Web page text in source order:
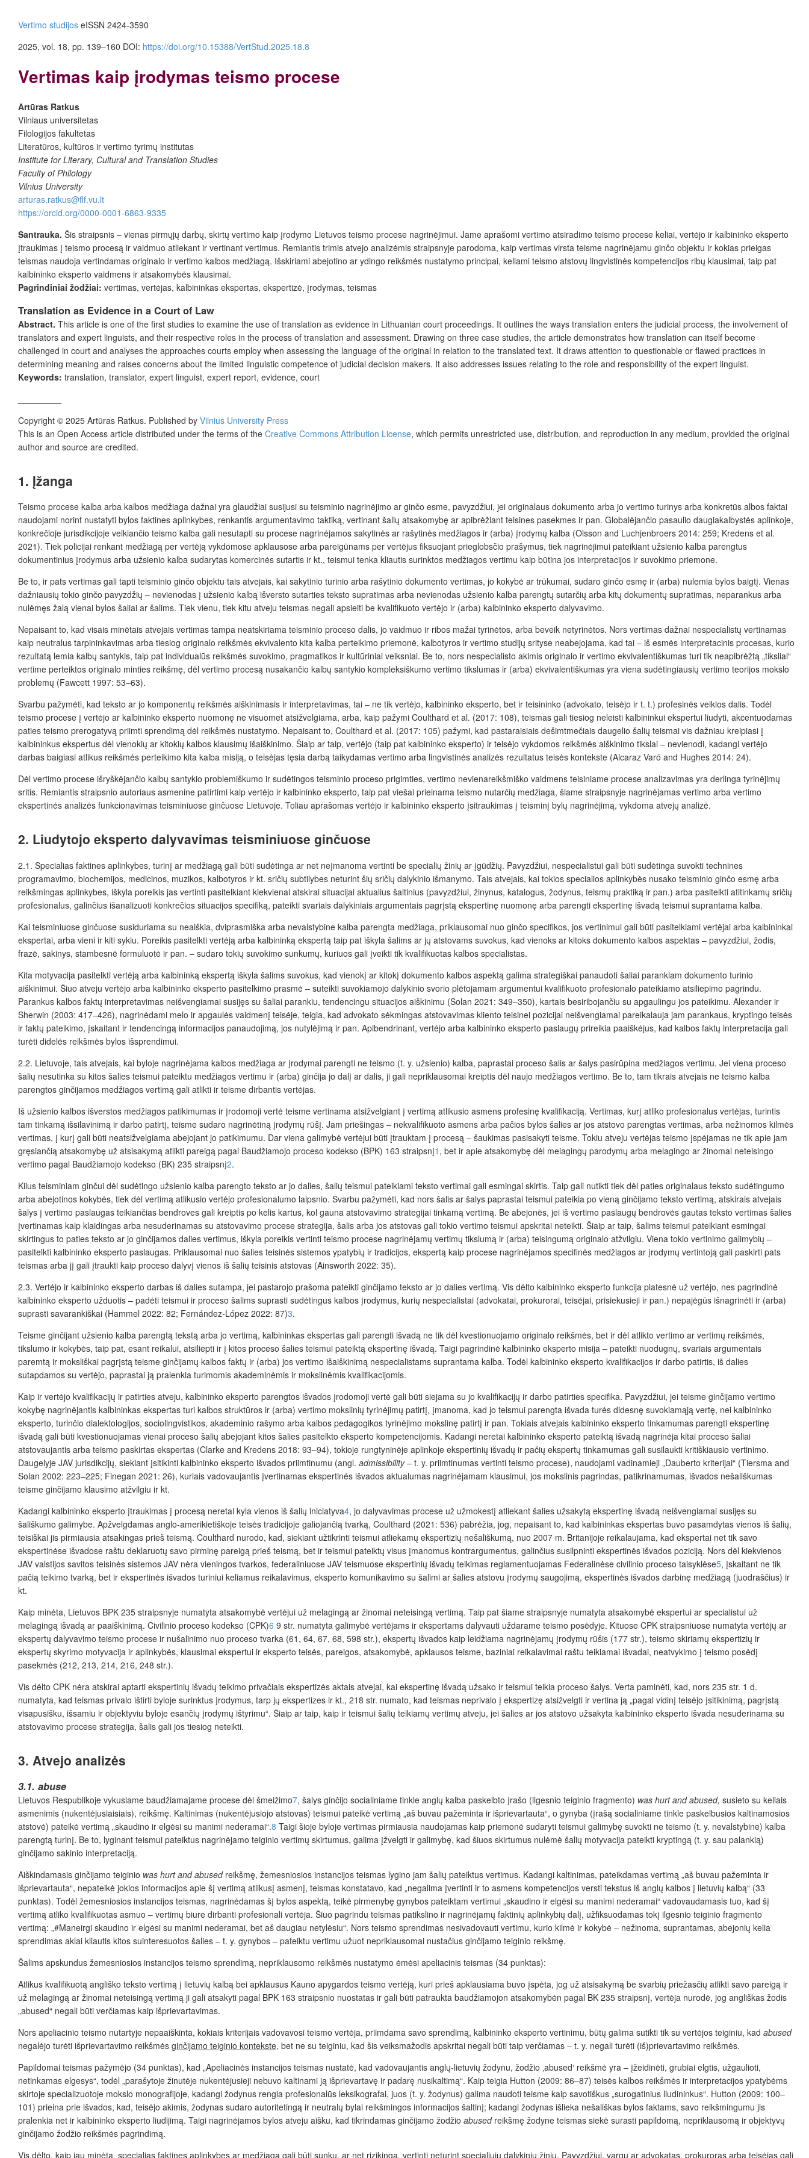
Vertimo studijos eISSN 2424-3590
2025, vol. 18, pp. 139–160 DOI: https://doi.org/10.15388/VertStud.2025.18.8
Vertimas kaip įrodymas teismo procese
Artūras Ratkus
Vilniaus universitetas
Filologijos fakultetas
Literatūros, kultūros ir vertimo tyrimų institutas
Institute for Literary, Cultural and Translation Studies
Faculty of Philology
Vilnius University
arturas.ratkus@flf.vu.lt
https://orcid.org/0000-0001-6863-9335
Santrauka. Šis straipsnis – vienas pirmųjų darbų, skirtų vertimo kaip įrodymo Lietuvos teismo procese nagrinėjimui. Jame aprašomi vertimo atsiradimo teismo procese keliai, vertėjo ir kalbininko eksperto
įtraukimas į teismo procesą ir vaidmuo atliekant ir vertinant vertimus. Remiantis trimis atvejo analizėmis straipsnyje parodoma, kaip vertimas virsta teisme nagrinėjamu ginčo objektu ir kokias prieigas
teismas naudoja vertindamas originalo ir vertimo kalbos medžiagą. Išskiriami abejotino ar ydingo reikšmės nustatymo principai, keliami teismo atstovų lingvistinės kompetencijos ribų klausimai, taip pat
kalbininko eksperto vaidmens ir atsakomybės klausimai.
Pagrindiniai žodžiai: vertimas, vertėjas, kalbininkas ekspertas, ekspertizė, įrodymas, teismas
Translation as Evidence in a Court of Law
Abstract. This article is one of the first studies to examine the use of translation as evidence in Lithuanian court proceedings. It outlines the ways translation enters the judicial process, the involvement of
translators and expert linguists, and their respective roles in the process of translation and assessment. Drawing on three case studies, the article demonstrates how translation can itself become
challenged in court and analyses the approaches courts employ when assessing the language of the original in relation to the translated text. It draws attention to questionable or flawed practices in
determining meaning and raises concerns about the limited linguistic competence of judicial decision makers. It also addresses issues relating to the role and responsibility of the expert linguist.
Keywords: translation, translator, expert linguist, expert report, evidence, court
Copyright © 2025 Artūras Ratkus. Published by Vilnius University Press
This is an Open Access article distributed under the terms of the Creative Commons Attribution License, which permits unrestricted use, distribution, and reproduction in any medium, provided the original
author and source are credited.
1. Įžanga
Teismo procese kalba arba kalbos medžiaga dažnai yra glaudžiai susijusi su teisminio nagrinėjimo ar ginčo esme, pavyzdžiui, jei originalaus dokumento arba jo vertimo turinys arba konkretūs albos faktai
naudojami norint nustatyti bylos faktines aplinkybes, renkantis argumentavimo taktiką, vertinant šalių atsakomybę ar apibrėžiant teisines pasekmes ir pan. Globalėjančio pasaulio daugiakalbystės aplinkoje,
konkrečioje jurisdikcijoje veikiančio teismo kalba gali nesutapti su procese nagrinėjamos sakytinės ar rašytinės medžiagos ir (arba) įrodymų kalba (Olsson and Luchjenbroers 2014: 259; Kredens et al.
2021). Tiek policijai renkant medžiagą per vertėją vykdomose apklausose arba pareigūnams per vertėjus fiksuojant prieglobsčio prašymus, tiek nagrinėjimui pateikiant užsienio kalba parengtus
dokumentinius įrodymus arba užsienio kalba sudarytas komercinės sutartis ir kt., teismui tenka kliautis surinktos medžiagos vertimu kaip būtina jos interpretacijos ir suvokimo priemone.
Be to, ir pats vertimas gali tapti teisminio ginčo objektu tais atvejais, kai sakytinio turinio arba rašytinio dokumento vertimas, jo kokybė ar trūkumai, sudaro ginčo esmę ir (arba) nulemia bylos baigtį. Vienas
dažniausių tokio ginčo pavyzdžių – nevienodas į užsienio kalbą išversto sutarties teksto supratimas arba nevienodas užsienio kalba parengtų sutarčių arba kitų dokumentų supratimas, neparankus arba
nulėmęs žalą vienai bylos šaliai ar šalims. Tiek vienu, tiek kitu atveju teismas negali apsieiti be kvalifikuoto vertėjo ir (arba) kalbininko eksperto dalyvavimo.
Nepaisant to, kad visais minėtais atvejais vertimas tampa neatskiriama teisminio proceso dalis, jo vaidmuo ir ribos mažai tyrinėtos, arba beveik netyrinėtos. Nors vertimas dažnai nespecialistų vertinamas
kaip neutralus tarpininkavimas arba tiesiog originalo reikšmės ekvivalento kita kalba perteikimo priemonė, kalbotyros ir vertimo studijų srityse neabejojama, kad tai – iš esmės interpretacinis procesas, kurio
rezultatą lemia kalbų santykis, taip pat individualūs reikšmės suvokimo, pragmatikos ir kultūriniai veiksniai. Be to, nors nespecialisto akimis originalo ir vertimo ekvivalentiškumas turi tik neapibrėžtą „tiksliai“
vertime perteiktos originalo minties reikšmę, dėl vertimo procesą nusakančio kalbų santykio kompleksiškumo vertimo tikslumas ir (arba) ekvivalentiškumas yra viena sudėtingiausių vertimo teorijos mokslo
problemų (Fawcett 1997: 53–63).
Svarbu pažymėti, kad teksto ar jo komponentų reikšmės aiškinimasis ir interpretavimas, tai – ne tik vertėjo, kalbininko eksperto, bet ir teisininko (advokato, teisėjo ir t. t.) profesinės veiklos dalis. Todėl
teismo procese į vertėjo ar kalbininko eksperto nuomonę ne visuomet atsižvelgiama, arba, kaip pažymi Coulthard et al. (2017: 108), teismas gali tiesiog neleisti kalbininkui ekspertui liudyti, akcentuodamas
paties teismo prerogatyvą priimti sprendimą dėl reikšmės nustatymo. Nepaisant to, Coulthard et al. (2017: 105) pažymi, kad pastaraisiais dešimtmečiais daugelio šalių teismai vis dažniau kreipiasi į
kalbininkus ekspertus dėl vienokių ar kitokių kalbos klausimų išaiškinimo. Šiaip ar taip, vertėjo (taip pat kalbininko eksperto) ir teisėjo vykdomos reikšmės aiškinimo tikslai – nevienodi, kadangi vertėjo
darbas baigiasi atlikus reikšmės perteikimo kita kalba misiją, o teisėjas tęsia darbą taikydamas vertimo arba lingvistinės analizės rezultatus teisės kontekste (Alcaraz Varó and Hughes 2014: 24).
Dėl vertimo procese išryškėjančio kalbų santykio problemiškumo ir sudėtingos teisminio proceso prigimties, vertimo nevienareikšmiško vaidmens teisiniame procese analizavimas yra derlinga tyrinėjimų
sritis. Remiantis straipsnio autoriaus asmenine patirtimi kaip vertėjo ir kalbininko eksperto, taip pat viešai prieinama teismo nutarčių medžiaga, šiame straipsnyje nagrinėjamas vertimo arba vertimo
ekspertinės analizės funkcionavimas teisminiuose ginčuose Lietuvoje. Toliau aprašomas vertėjo ir kalbininko eksperto įsitraukimas į teisminį bylų nagrinėjimą, vykdoma atvejų analizė.
2. Liudytojo eksperto dalyvavimas teisminiuose ginčuose
2.1. Specialias faktines aplinkybes, turinį ar medžiagą gali būti sudėtinga ar net neįmanoma vertinti be specialių žinių ar įgūdžių. Pavyzdžiui, nespecialistui gali būti sudėtinga suvokti technines
programavimo, biochemijos, medicinos, muzikos, kalbotyros ir kt. sričių subtilybes neturint šių sričių dalykinio išmanymo. Tais atvejais, kai tokios specialios aplinkybės nusako teisminio ginčo esmę arba
reikšmingas aplinkybes, iškyla poreikis jas vertinti pasitelkiant kiekvienai atskirai situacijai aktualius šaltinius (pavyzdžiui, žinynus, katalogus, žodynus, teismų praktiką ir pan.) arba pasitelkti atitinkamų sričių
profesionalus, galinčius išanalizuoti konkrečios situacijos specifiką, pateikti svariais dalykiniais argumentais pagrįstą ekspertinę nuomonę arba parengti ekspertinę išvadą teismui suprantama kalba.
Kai teisminiuose ginčuose susiduriama su neaiškia, dviprasmiška arba nevalstybine kalba parengta medžiaga, priklausomai nuo ginčo specifikos, jos vertinimui gali būti pasitelkiami vertėjai arba kalbininkai
ekspertai, arba vieni ir kiti sykiu. Poreikis pasitelkti vertėją arba kalbininką ekspertą taip pat iškyla šalims ar jų atstovams suvokus, kad vienoks ar kitoks dokumento kalbos aspektas – pavyzdžiui, žodis,
frazė, sakinys, stambesnė formuluotė ir pan. – sudaro tokių suvokimo sunkumų, kuriuos gali įveikti tik kvalifikuotas kalbos specialistas.
Kita motyvacija pasitelkti vertėją arba kalbininką ekspertą iškyla šalims suvokus, kad vienokį ar kitokį dokumento kalbos aspektą galima strategiškai panaudoti šaliai parankiam dokumento turinio
aiškinimui. Šiuo atveju vertėjo arba kalbininko eksperto pasitelkimo prasmė – suteikti suvokiamojo dalykinio svorio plėtojamam argumentui kvalifikuoto profesionalo pateikiamo atsiliepimo pagrindu.
Parankus kalbos faktų interpretavimas neišvengiamai susijęs su šaliai parankiu, tendencingu situacijos aiškinimu (Solan 2021: 349–350), kartais besiribojančiu su apgaulingu jos pateikimu. Alexander ir
Sherwin (2003: 417–426), nagrinėdami melo ir apgaulės vaidmenį teisėje, teigia, kad advokato sėkmingas atstovavimas kliento teisinei pozicijai neišvengiamai pareikalauja jam parankaus, kryptingo teisės
ir faktų pateikimo, įskaitant ir tendencingą informacijos panaudojimą, jos nutylėjimą ir pan. Apibendrinant, vertėjo arba kalbininko eksperto paslaugų prireikia paaiškėjus, kad kalbos faktų interpretacija gali
turėti didelės reikšmės bylos išsprendimui.
2.2. Lietuvoje, tais atvejais, kai byloje nagrinėjama kalbos medžiaga ar įrodymai parengti ne teismo (t. y. užsienio) kalba, paprastai proceso šalis ar šalys pasirūpina medžiagos vertimu. Jei viena proceso
šalių nesutinka su kitos šalies teismui pateiktu medžiagos vertimu ir (arba) ginčija jo dalį ar dalis, ji gali nepriklausomai kreiptis dėl naujo medžiagos vertimo. Be to, tam tikrais atvejais ne teismo kalba
parengtos ginčijamos medžiagos vertimą gali atlikti ir teisme dirbantis vertėjas.
Iš užsienio kalbos išverstos medžiagos patikimumas ir įrodomoji vertė teisme vertinama atsižvelgiant į vertimą atlikusio asmens profesinę kvalifikaciją. Vertimas, kurį atliko profesionalus vertėjas, turintis
tam tinkamą išsilavinimą ir darbo patirtį, teisme sudaro nagrinėtiną įrodymų rūšį. Jam priešingas – nekvalifikuoto asmens arba pačios bylos šalies ar jos atstovo parengtas vertimas, arba nežinomos kilmės
vertimas, į kurį gali būti neatsižvelgiama abejojant jo patikimumu. Dar viena galimybė vertėjui būti įtrauktam į procesą – šaukimas pasisakyti teisme. Tokiu atveju vertėjas teismo įspėjamas ne tik apie jam
gręsiančią atsakomybę už atsisakymą atlikti pareigą pagal Baudžiamojo proceso kodekso (BPK) 163 straipsnį1 , bet ir apie atsakomybę dėl melagingų parodymų arba melagingo ar žinomai neteisingo
vertimo pagal Baudžiamojo kodekso (BK) 235 straipsnį2.
Kilus teisminiam ginčui dėl sudėtingo užsienio kalba parengto teksto ar jo dalies, šalių teismui pateikiami teksto vertimai gali esmingai skirtis. Taip gali nutikti tiek dėl paties originalaus teksto sudėtingumo
arba abejotinos kokybės, tiek dėl vertimą atlikusio vertėjo profesionalumo laipsnio. Svarbu pažymėti, kad nors šalis ar šalys paprastai teismui pateikia po vieną ginčijamo teksto vertimą, atskirais atvejais
šalys į vertimo paslaugas teikiančias bendroves gali kreiptis po kelis kartus, kol gauna atstovavimo strategijai tinkamą vertimą. Be abejonės, jei iš vertimo paslaugų bendrovės gautas teksto vertimas šalies
įvertinamas kaip klaidingas arba nesuderinamas su atstovavimo procese strategija, šalis arba jos atstovas gali tokio vertimo teismui apskritai neteikti. Šiaip ar taip, šalims teismui pateikiant esmingai
skirtingus to paties teksto ar jo ginčijamos dalies vertimus, iškyla poreikis vertinti teismo procese nagrinėjamų vertimų tikslumą ir (arba) teisingumą originalo atžvilgiu. Viena tokio vertinimo galimybių –
pasitelkti kalbininko eksperto paslaugas. Priklausomai nuo šalies teisinės sistemos ypatybių ir tradicijos, ekspertą kaip procese nagrinėjamos specifinės medžiagos ar įrodymų vertintoją gali paskirti pats
teismas arba jį gali įtraukti kaip proceso dalyvį vienos iš šalių teisinis atstovas (Ainsworth 2022: 35).
2.3. Vertėjo ir kalbininko eksperto darbas iš dalies sutampa, jei pastarojo prašoma pateikti ginčijamo teksto ar jo dalies vertimą. Vis dėlto kalbininko eksperto funkcija platesnė už vertėjo, nes pagrindinė
kalbininko eksperto užduotis – padėti teismui ir proceso šalims suprasti sudėtingus kalbos įrodymus, kurių nespecialistai (advokatai, prokurorai, teisėjai, prisiekusieji ir pan.) nepajėgūs išnagrinėti ir (arba)
suprasti savarankiškai (Hammel 2022: 82; Fernández-López 2022: 87)3.
Teisme ginčijant užsienio kalba parengtą tekstą arba jo vertimą, kalbininkas ekspertas gali parengti išvadą ne tik dėl kvestionuojamo originalo reikšmės, bet ir dėl atlikto vertimo ar vertimų reikšmės,
tikslumo ir kokybės, taip pat, esant reikalui, atsiliepti ir į kitos proceso šalies teismui pateiktą ekspertinę išvadą. Taigi pagrindinė kalbininko eksperto misija – pateikti nuodugnų, svariais argumentais
paremtą ir moksliškai pagrįstą teisme ginčijamų kalbos faktų ir (arba) jos vertimo išaiškinimą nespecialistams suprantama kalba. Todėl kalbininko eksperto kvalifikacijos ir darbo patirtis, iš dalies
sutapdamos su vertėjo, paprastai ją pralenkia turimomis akademinėmis ir mokslinėmis kvalifikacijomis.
Kaip ir vertėjo kvalifikacijų ir patirties atveju, kalbininko eksperto parengtos išvados įrodomoji vertė gali būti siejama su jo kvalifikacijų ir darbo patirties specifika. Pavyzdžiui, jei teisme ginčijamo vertimo
kokybę nagrinėjantis kalbininkas ekspertas turi kalbos struktūros ir (arba) vertimo mokslinių tyrinėjimų patirtį, įmanoma, kad jo teismui parengta išvada turės didesnę suvokiamąją vertę, nei kalbininko
eksperto, turinčio dialektologijos, sociolingvistikos, akademinio rašymo arba kalbos pedagogikos tyrinėjimo mokslinę patirtį ir pan. Tokiais atvejais kalbininko eksperto tinkamumas parengti ekspertinę
išvadą gali būti kvestionuojamas vienai proceso šalių abejojant kitos šalies pasitelkto eksperto kompetencijomis. Kadangi neretai kalbininko eksperto pateiktą išvadą nagrinėja kitai proceso šaliai
atstovaujantis arba teismo paskirtas ekspertas (Clarke and Kredens 2018: 93–94), tokioje rungtyninėje aplinkoje ekspertinių išvadų ir pačių ekspertų tinkamumas gali susilaukti kritiškiausio vertinimo.
Daugelyje JAV jurisdikcijų, siekiant įsitikinti kalbininko eksperto išvados priimtinumu (angl. admissibility– t. y. priimtinumas vertinti teismo procese), naudojami vadinamieji „Dauberto kriterijai“ (Tiersma and
Solan 2002: 223–225; Finegan 2021: 26), kuriais vadovaujantis įvertinamas ekspertinės išvados aktualumas nagrinėjamam klausimui, jos mokslinis pagrindas, patikrinamumas, išvados nešališkumas
teisme ginčijamo klausimo atžvilgiu ir kt.
Kadangi kalbininko eksperto įtraukimas į procesą neretai kyla vienos iš šalių inicia­tyva4, jo dalyvavimas procese už užmokestį atliekant šalies užsakytą ekspertinę išvadą neišvengiamai susijęs su
šališkumo galimybe. Apžvelgdamas anglo-amerikietiškoje teisės tradicijoje galiojančią tvarką, Coulthard (2021: 536) pabrėžia, jog, nepaisant to, kad kalbininkas ekspertas buvo pasamdytas vienos iš šalių,
teisiškai jis pirmiausia atsakingas prieš teismą. Coulthard nurodo, kad, siekiant užtikrinti teismui atliekamų ekspertizių nešališkumą, nuo 2007 m. Britanijoje reikalaujama, kad ekspertai net tik savo
ekspertinėse išvadose raštu deklaruotų savo pirminę pareigą prieš teismą, bet ir teismui pateiktų visus įmanomus kontrargumentus, galinčius susilpninti ekspertinės išvados poziciją. Nors dėl kiekvienos
JAV valstijos savitos teisinės sistemos JAV nėra vieningos tvarkos, federaliniuose JAV teismuose ekspertinių išvadų teikimas reglamentuojamas Federalinėse civilinio proceso taisyklėse5, įskaitant ne tik
pačią teikimo tvarką, bet ir ekspertinės išvados turiniui keliamus reikalavimus, eksperto komunikavimo su šalimi ar šalies atstovu įrodymų saugojimą, ekspertinės išvados darbinę medžiagą (juodraščius) ir
kt.
Kaip minėta, Lietuvos BPK 235 straipsnyje numatyta atsakomybė vertėjui už melagingą ar žinomai neteisingą vertimą. Taip pat šiame straipsnyje numatyta atsakomybė ekspertui ar specialistui už
melagingą išvadą ar paaiškinimą. Civilinio proceso kodekso (CPK)6 9 str. numatyta galimybė vertėjams ir ekspertams dalyvauti uždarame teismo posėdyje. Kituose CPK straipsniuose numatyta vertėjų ar
ekspertų dalyvavimo teismo procese ir nušalinimo nuo proceso tvarka (61, 64, 67, 68, 598 str.), ekspertų išvados kaip leidžiama nagrinėjamų įrodymų rūšis (177 str.), teismo skiriamų ekspertizių ir
ekspertų skyrimo motyvacija ir aplinkybės, klausimai ekspertui ir eksperto teisės, pareigos, atsakomybė, apklausos teisme, baziniai reikalavimai raštu teikiamai išvadai, neatvykimo į teismo posėdį
pasekmės (212, 213, 214, 216, 248 str.).
Vis dėlto CPK nėra atskirai aptarti ekspertinių išvadų teikimo privačiais ekspertizės aktais atvejai, kai ekspertinę išvadą užsako ir teismui teikia proceso šalys. Verta paminėti, kad, nors 235 str. 1 d.
numatyta, kad teismas privalo ištirti byloje surinktus įrodymus, tarp jų ekspertizes ir kt., 218 str. numato, kad teismas neprivalo į ekspertizę atsižvelgti ir vertina ją „pagal vidinį teisėjo įsitikinimą, pagrįstą
visapusišku, išsamiu ir objektyviu byloje esančių įrodymų ištyrimu“. Šiaip ar taip, kaip ir teismui šalių teikiamų vertimų atveju, jei šalies ar jos atstovo užsakyta kalbininko eksperto išvada nesuderinama su
atstovavimo procese strategija, šalis gali jos tiesiog neteikti.
3. Atvejo analizės
3.1. abuse
Lietuvos Respublikoje vykusiame baudžiamajame procese dėl šmeižimo7, šalys ginčijo socialiniame tinkle anglų kalba paskelbto įrašo (ilgesnio teiginio fragmento) was hurt and abused, susieto su keliais
asmenimis (nukentėjusiaisiais), reikšmę. Kaltinimas (nukentėjusiojo atstovas) teismui pateikė vertimą „aš buvau pažeminta ir išprievartauta“, o gynyba (įrašą socialiniame tinkle paskelbusios kaltinamosios
atstovė) pateikė vertimą „skaudino ir elgėsi su manimi nederamai“.8 Taigi šioje byloje vertimas pirmiausia naudojamas kaip priemonė sudaryti teismui galimybę suvokti ne teismo (t. y. nevalstybine) kalba
parengtą turinį. Be to, lyginant teismui pateiktus nagrinėjamo teiginio vertimų skirtumus, galima įžvelgti ir galimybę, kad šiuos skirtumus nulėmė šalių motyvacija pateikti kryptingą (t. y. sau palankią)
ginčijamo sakinio interpretaciją.
Aiškindamasis ginčijamo teiginio was hurt and abusedreikšmę, žemesniosios instancijos teismas lygino jam šalių pateiktus vertimus. Kadangi kaltinimas, pateikdamas vertimą „aš buvau pažeminta ir
išprievartauta“, nepateikė jokios informacijos apie šį vertimą atlikusį asmenį, teismas konstatavo, kad „negalima įvertinti ir to asmens kompetencijos versti tekstus iš anglų kalbos į lietuvių kalbą“ (33
punktas). Todėl žemesniosios instancijos teismas, nagrinėdamas šį bylos aspektą, teikė pirmenybę gynybos pateiktam vertimui „skaudino ir elgėsi su manimi nederamai“ vadovaudamasis tuo, kad šį
vertimą atliko kvalifikuotas asmuo – vertimų biure dirbanti profesionali vertėja. Šiuo pagrindu teismas patikslino ir nagrinėjamų faktinių aplinkybių dalį, užfiksuodamas tokį ilgesnio teiginio fragmento
vertimą: „#Maneirgi skaudino ir elgėsi su manimi nederamai, bet aš daugiau netylėsiu“. Nors teismo sprendimas nesivadovauti vertimu, kurio kilmė ir kokybė – nežinoma, suprantamas, abejonių kelia
sprendimas aklai kliautis kitos suinteresuotos šalies – t. y. gynybos – pateiktu vertimu užuot nepriklausomai nustačius ginčijamo teiginio reikšmę.
Šalims apskundus žemesniosios instancijos teismo sprendimą, nepriklausomo reikšmės nustatymo ėmėsi apeliacinis teismas (34 punktas):
Atlikus kvalifikuotą angliško teksto vertimą į lietuvių kalbą bei apklausus Kauno apygardos teismo vertėją, kuri prieš apklausiama buvo įspėta, jog už atsisakymą be svarbių priežasčių atlikti savo pareigą ir
už melagingą ar žinomai neteisingą vertimą ji gali atsakyti pagal BPK 163 straipsnio nuostatas ir gali būti patraukta baudžiamojon atsakomybėn pagal BK 235 straipsnį, vertėja nurodė, jog angliškas žodis
„abused“ negali būti verčiamas kaip išprievartavimas.
Nors apeliacinio teismo nutartyje nepaaiškinta, kokiais kriterijais vadovavosi teismo vertėja, priimdama savo sprendimą, kalbininko eksperto vertinimu, būtų galima sutikti tik su vertėjos teiginiu, kad abused
negalėjo turėti išprievartavimo reikšmės ginčijamo teiginio kontekste, bet ne su teiginiu, kad šis veiksmažodis apskritai negali būti taip verčiamas – t. y. negali turėti (iš)prievartavimo reikšmės.
Papildomai teismas pažymėjo (34 punktas), kad „Apeliacinės instancijos teismas nustatė, kad vadovaujantis anglų-lietuvių žodynu, žodžio ‚abused‘ reikšmė yra – įžeidinėti, grubiai elgtis, užgaulioti,
netinkamas elgesys“, todėl „parašytoje žinutėje nukentėjusieji nebuvo kaltinami ją išprievartavę ir padarę nusikaltimą“. Kaip teigia Hutton (2009: 86–87) teisės kalbos reikšmės ir interpretacijos ypatybėms
skirtoje specializuotoje mokslo monografijoje, kadangi žodynus rengia profesionalūs leksikografai, juos (t. y. žodynus) galima naudoti teisme kaip savotiškus „surogatinius liudininkus“. Hutton (2009: 100–
101) prieina prie išvados, kad, teisėjo akimis, žodynas sudaro autoritetingą ir neutralų bylai reikšmingos informacijos šaltinį; kadangi žodynas išlieka nešališkas bylos faktams, savo reikšmingumu jis
pralenkia net ir kalbininko eksperto liudijimą. Taigi nagrinėjamos bylos atveju aišku, kad tikrindamas ginčijamo žodžio abused reikšmę žodyne teismas siekė surasti papildomą, nepriklausomą ir objektyvų
ginčijamo žodžio reikšmės pagrindimą.
Vis dėlto, kaip jau minėta, specialias faktines aplinkybes ar medžiagą gali būti sunku, ar net rizikinga, vertinti neturint specialiųjų dalykinių žinių. Pavyzdžiui, vargu ar advokatas, prokuroras arba teisėjas gali